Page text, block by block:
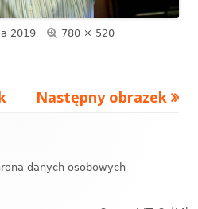
2019
Pełny
780 × 520
Następny obrazek
danych osobowych